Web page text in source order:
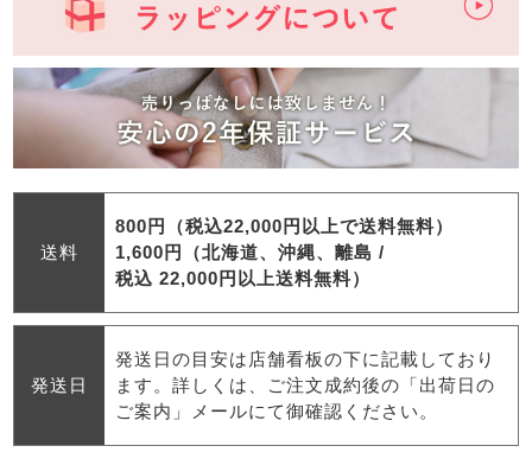
送料
800円（税込22,000円以上で送料無料）
1,600円（北海道、沖縄、離島 /
税込 22,000円以上送料無料）
発送日
発送日の目安は店舗看板の下に記載しており
ます。詳しくは、ご注文成約後の「出荷日の
ご案内」メールにて御確認ください。